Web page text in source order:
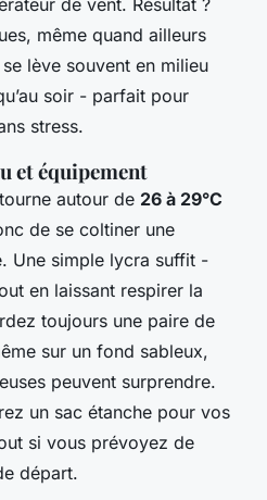
de vent. Résultat ?
même quand ailleurs
lève souvent en milieu
soir - parfait pour
stress.
et équipement
autour de 26 à 29°C
de se coltiner une
Une simple lycra suffit -
en laissant respirer la
toujours une paire de
sur un fond sableux,
peuvent surprendre.
un sac étanche pour vos
si vous prévoyez de
départ.